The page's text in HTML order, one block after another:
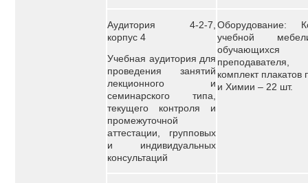
Аудитория 4-2-7,
корпус 4
Учебная аудитория для
проведения занятий
лекционного и
семинарского типа,
текущего контроля и
промежуточной
аттестации, групповых
и индивидуальных
консультаций
Оборудование:
учебной
комплект плакатов
и Химии – 22 шт.